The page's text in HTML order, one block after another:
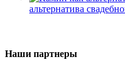
альтернатива
Наши партнеры